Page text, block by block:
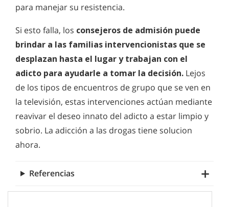
para manejar su resistencia.
Si esto falla, los consejeros de admisión puede
brindar a las familias intervencionistas que se
desplazan hasta el lugar y trabajan con el
adicto para ayudarle a tomar la decisión. Lejos
de los tipos de encuentros de grupo que se ven en
la televisión, estas intervenciones actúan mediante
reavivar el deseo innato del adicto a estar limpio y
sobrio. La adicción a las drogas tiene solucion
ahora.
Referencias